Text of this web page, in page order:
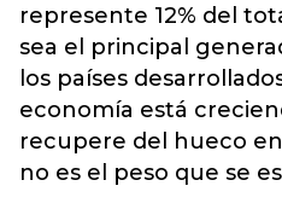
represente 12% del
sea el principal
los países
economía está
recupere del hueco
no es el peso que se